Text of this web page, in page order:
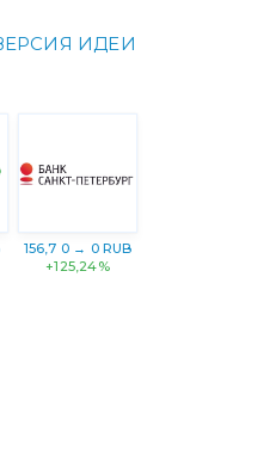
ИДЕИ
156,7 0 → 0 RUB
+125,24%